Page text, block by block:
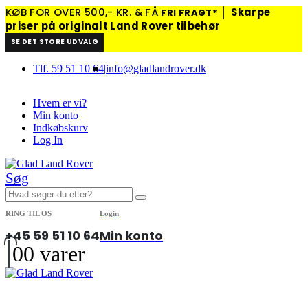
KØB FOR OVER 500,- KR. & FÅ FRI FRAGT*
Skarpe
priser på originalt Land Rover tilbehør
SE DET STORE UDVALG
Tlf. 59 51 10 64|info@gladlandrover.dk
Hvem er vi?
Min konto
Indkøbskurv
Log In
Søg
RING TIL OS
+45 59 51 10 64
Login
Min konto
00 varer